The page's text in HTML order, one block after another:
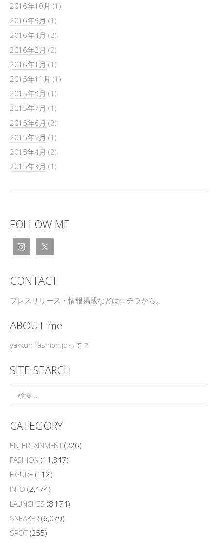
2016年10月 (1)
2016年9月 (1)
2016年4月 (2)
2016年2月 (2)
2016年1月 (1)
2015年11月 (1)
2015年9月 (1)
2015年7月 (1)
2015年6月 (2)
2015年5月 (1)
2015年4月 (2)
2015年3月 (1)
FOLLOW ME
CONTACT
プレスリリース・情報掲載などはコチラから。
ABOUT me
yakkun-fashion.jpって？
SITE SEARCH
CATEGORY
ENTERTAINMENT(226)
FASHION (11,847)
FIGURE (112)
INFO (2,474)
LAUNCHES (8,174)
SNEAKER (6,079)
SPOT(255)